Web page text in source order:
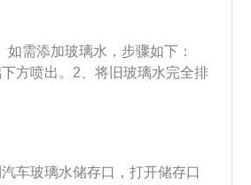
璃水容量大约是1.5L左右，因
汽车玻璃水添加：发动机舱左
水容器，打开来将稀释后的防冻
然就会解冻。2、等中午太阳
晒晒太阳，只要冻得不是太厉
冰玻璃水。
需添加玻璃水，步骤如下：
方喷出。2、将旧玻璃水完全排
、再次将玻璃水喷洗开关打
璃水盖即可。
车玻璃水储存口，打开储存口